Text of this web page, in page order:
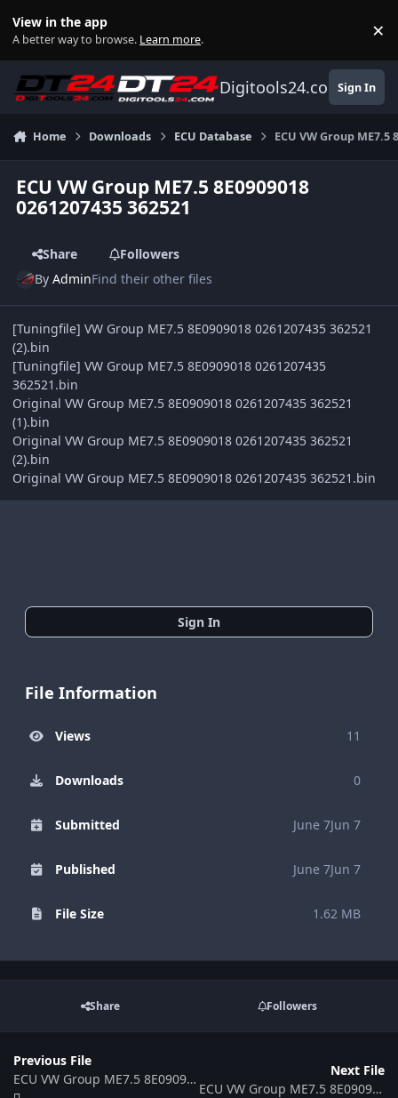
View in the app
A better way to browse. Learn more. ×
Digitools24.comSign In
Home Downloads ECU Database ECU VW Group ME7.5
ECU VW Group ME7.5 8E0909018
0261207435 362521
Share
Followers
ByAdminFind their other files
[Tuningfile] VW Group ME7.5 8E0909018 0261207435 362521
(2).bin
[Tuningfile] VW Group ME7.5 8E0909018 0261207435
362521.bin
Original VW Group ME7.5 8E0909018 0261207435 362521
(1).bin
Original VW Group ME7.5 8E0909018 0261207435 362521
(2).bin
Original VW Group ME7.5 8E0909018 0261207435 362521.bin
Sign In
File Information
Views 11
Downloads 0
Submitted June 7Jun 7
Published June 7Jun 7
File Size 1.62 MB
Share Followers
Previous File
ECU VW Group ME7.5 8E0909018 0261207770 363085
Next File
ECU VW Group ME7.5 8E0909018 0261207414 363027